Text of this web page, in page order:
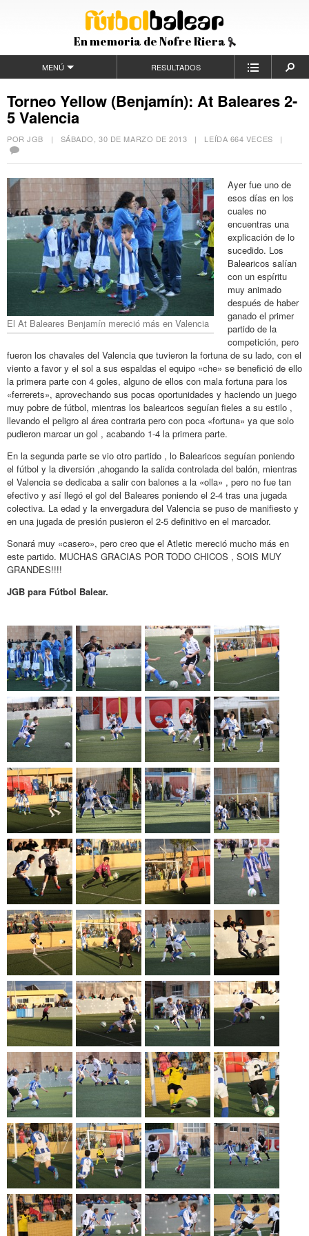
En memoria de Nofre Riera
MENÚ RESULTADOS
Torneo Yellow (Benjamín): At Baleares 2-
5 Valencia
POR JGB | SÁBADO, 30 DE MARZO DE 2013 | LEÍDA 664 VECES |
El At Baleares Benjamín mereció más en Valencia
Ayer fue uno de
esos días en los
cuales no
encuentras una
explicación de lo
sucedido. Los
Balearicos salían
con un espíritu
muy animado
después de haber
ganado el primer
partido de la
competición, pero
fueron los chavales del Valencia que tuvieron la fortuna de su lado, con el
viento a favor y el sol a sus espaldas el equipo «che» se benefició de ello
la primera parte con 4 goles, alguno de ellos con mala fortuna para los
«ferrerets», aprovechando sus pocas oportunidades y haciendo un juego
muy pobre de fútbol, mientras los balearicos seguían fieles a su estilo ,
llevando el peligro al área contraria pero con poca «fortuna» ya que solo
pudieron marcar un gol , acabando 1-4 la primera parte.
En la segunda parte se vio otro partido , lo Balearicos seguían poniendo
el fútbol y la diversión ,ahogando la salida controlada del balón, mientras
el Valencia se dedicaba a salir con balones a la «olla» , pero no fue tan
efectivo y así llegó el gol del Baleares poniendo el 2-4 tras una jugada
colectiva. La edad y la envergadura del Valencia se puso de manifiesto y
en una jugada de presión pusieron el 2-5 definitivo en el marcador.
Sonará muy «casero», pero creo que el Atletic mereció mucho más en
este partido. MUCHAS GRACIAS POR TODO CHICOS , SOIS MUY
GRANDES!!!!
JGB para Fútbol Balear.